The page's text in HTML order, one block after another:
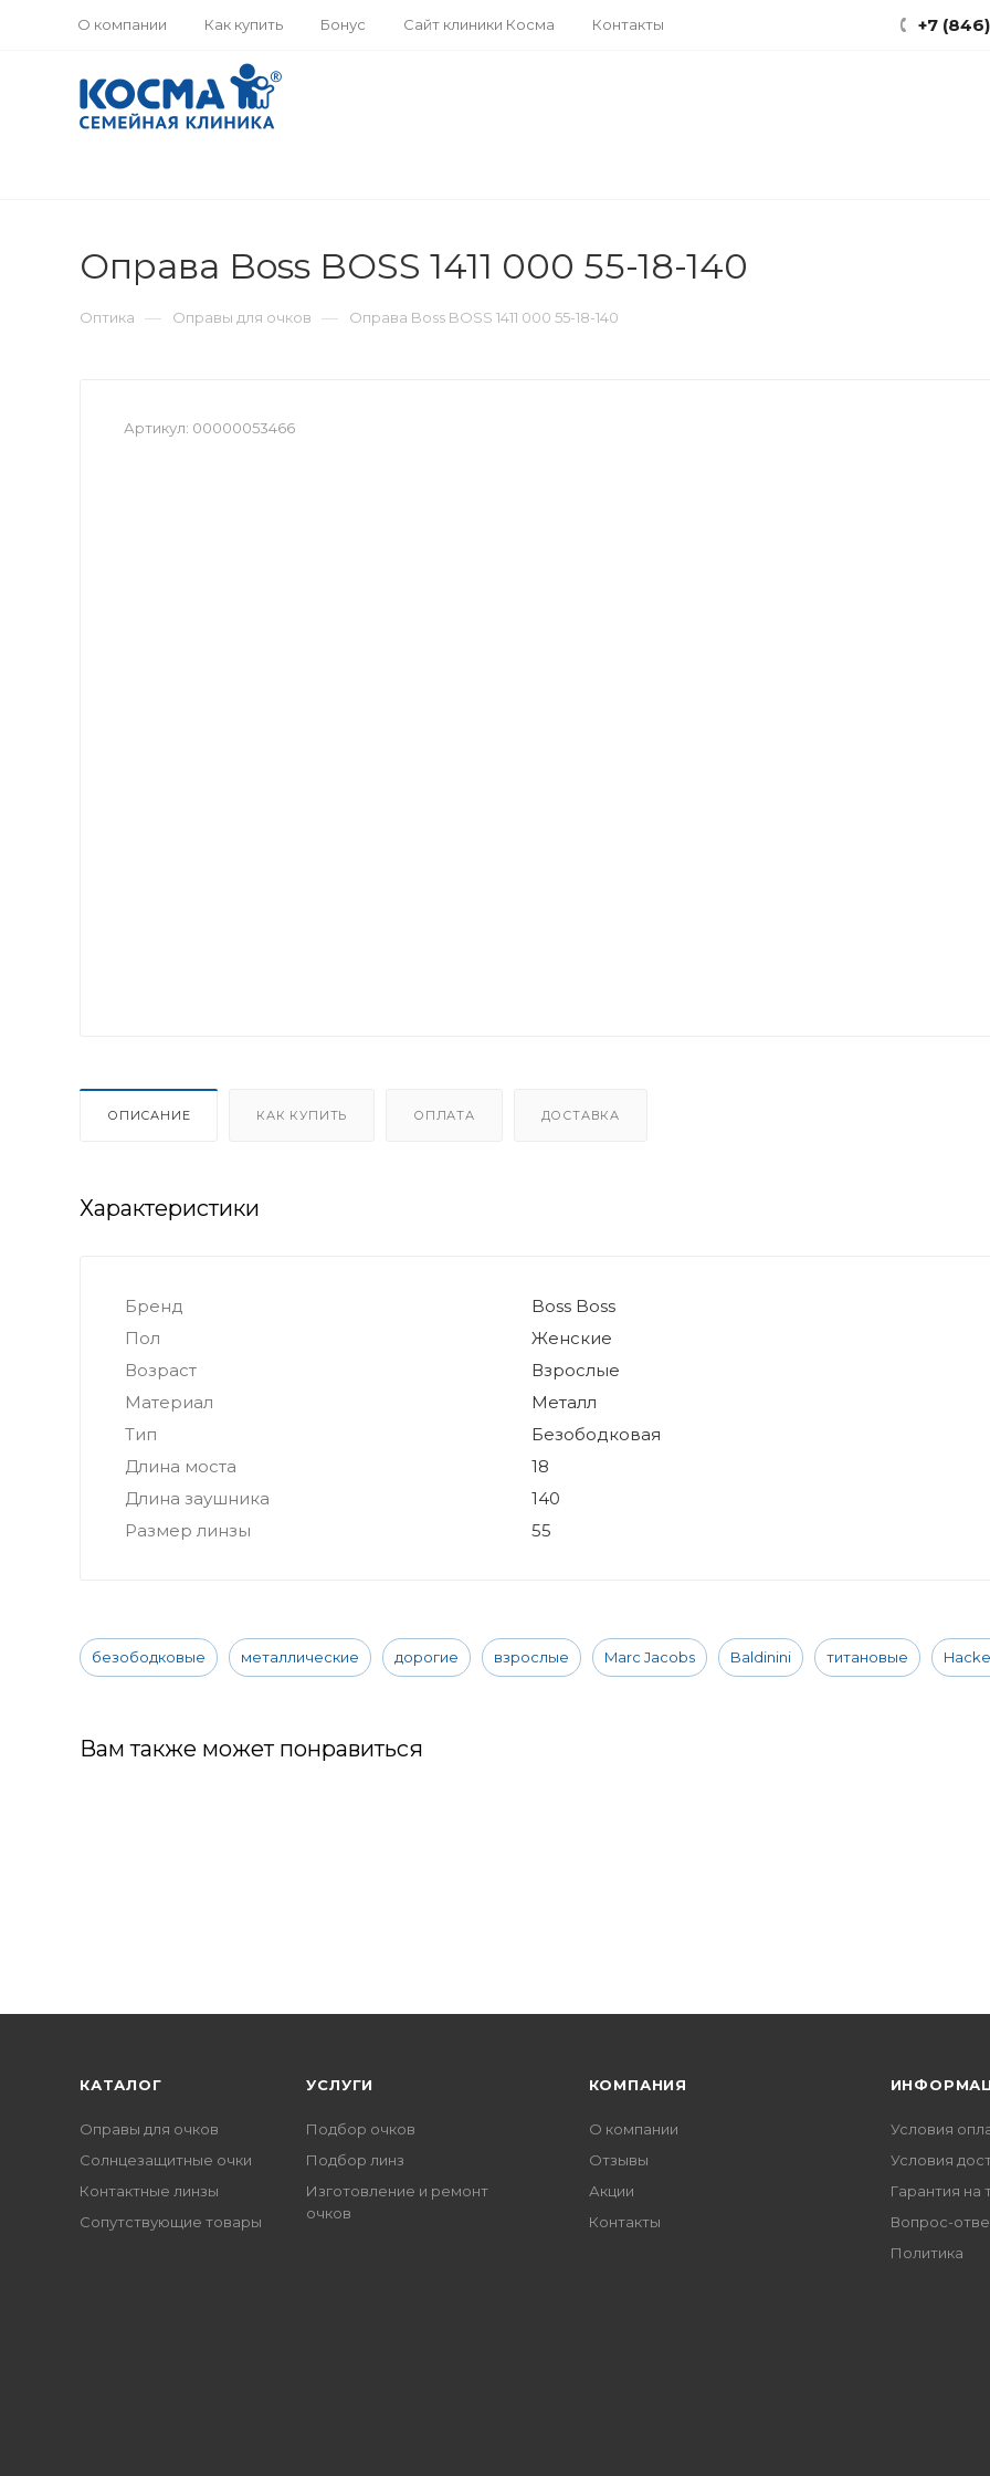
О компании Как купить Бонус Сайт клиники Косма Контакты +7
Оправа Boss BOSS 1411 000 55-18-140
Оптика — Оправы для очков — Оправа Boss BOSS 1411 000 55-18-140
Артикул: 00000053466
ОПИСАНИЕ КАК КУПИТЬ ОПЛАТА ДОСТАВКА
Характеристики
Бренд
Boss Boss
Пол
Женские
Возраст
Взрослые
Материал
Металл
Тип
Безободковая
Длина моста
18
Длина заушника
140
Размер линзы
55
безободковые металлические дорогие взрослые Marc Jacobs Baldinini титановые
Вам также может понравиться
КАТАЛОГ
Оправы для очков
Солнцезащитные очки
Контактные линзы
Сопутствующие товары
УСЛУГИ
Подбор очков
Подбор линз
Изготовление и ремонт
очков
КОМПАНИЯ
О компании
Отзывы
Акции
Контакты
Условия
Условия
Гарантия на
Вопрос-
Политика